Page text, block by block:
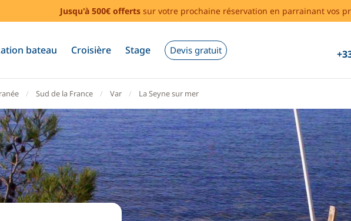
Jusqu'à 500€ offerts sur votre prochaine réservation en parrainant vos
bateau Croisière Stage Devis gratuit
Sud de la France Var La Seyne sur mer